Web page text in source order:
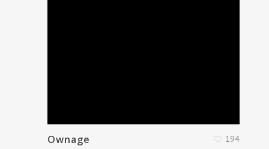
Ownage 194